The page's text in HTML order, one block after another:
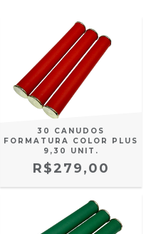
30 CANUDOS
FORMATURA COLOR PLUS
9,30 UNIT.
R$279,00